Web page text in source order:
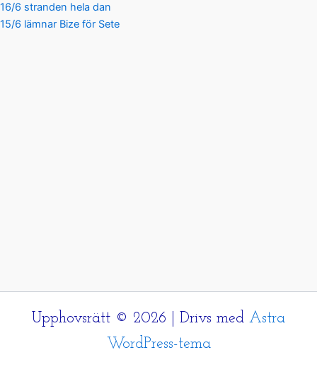
16/6 stranden hela dan
15/6 lämnar Bize för Sete
Upphovsrätt © 2026 | Drivs med Astra
WordPress-tema